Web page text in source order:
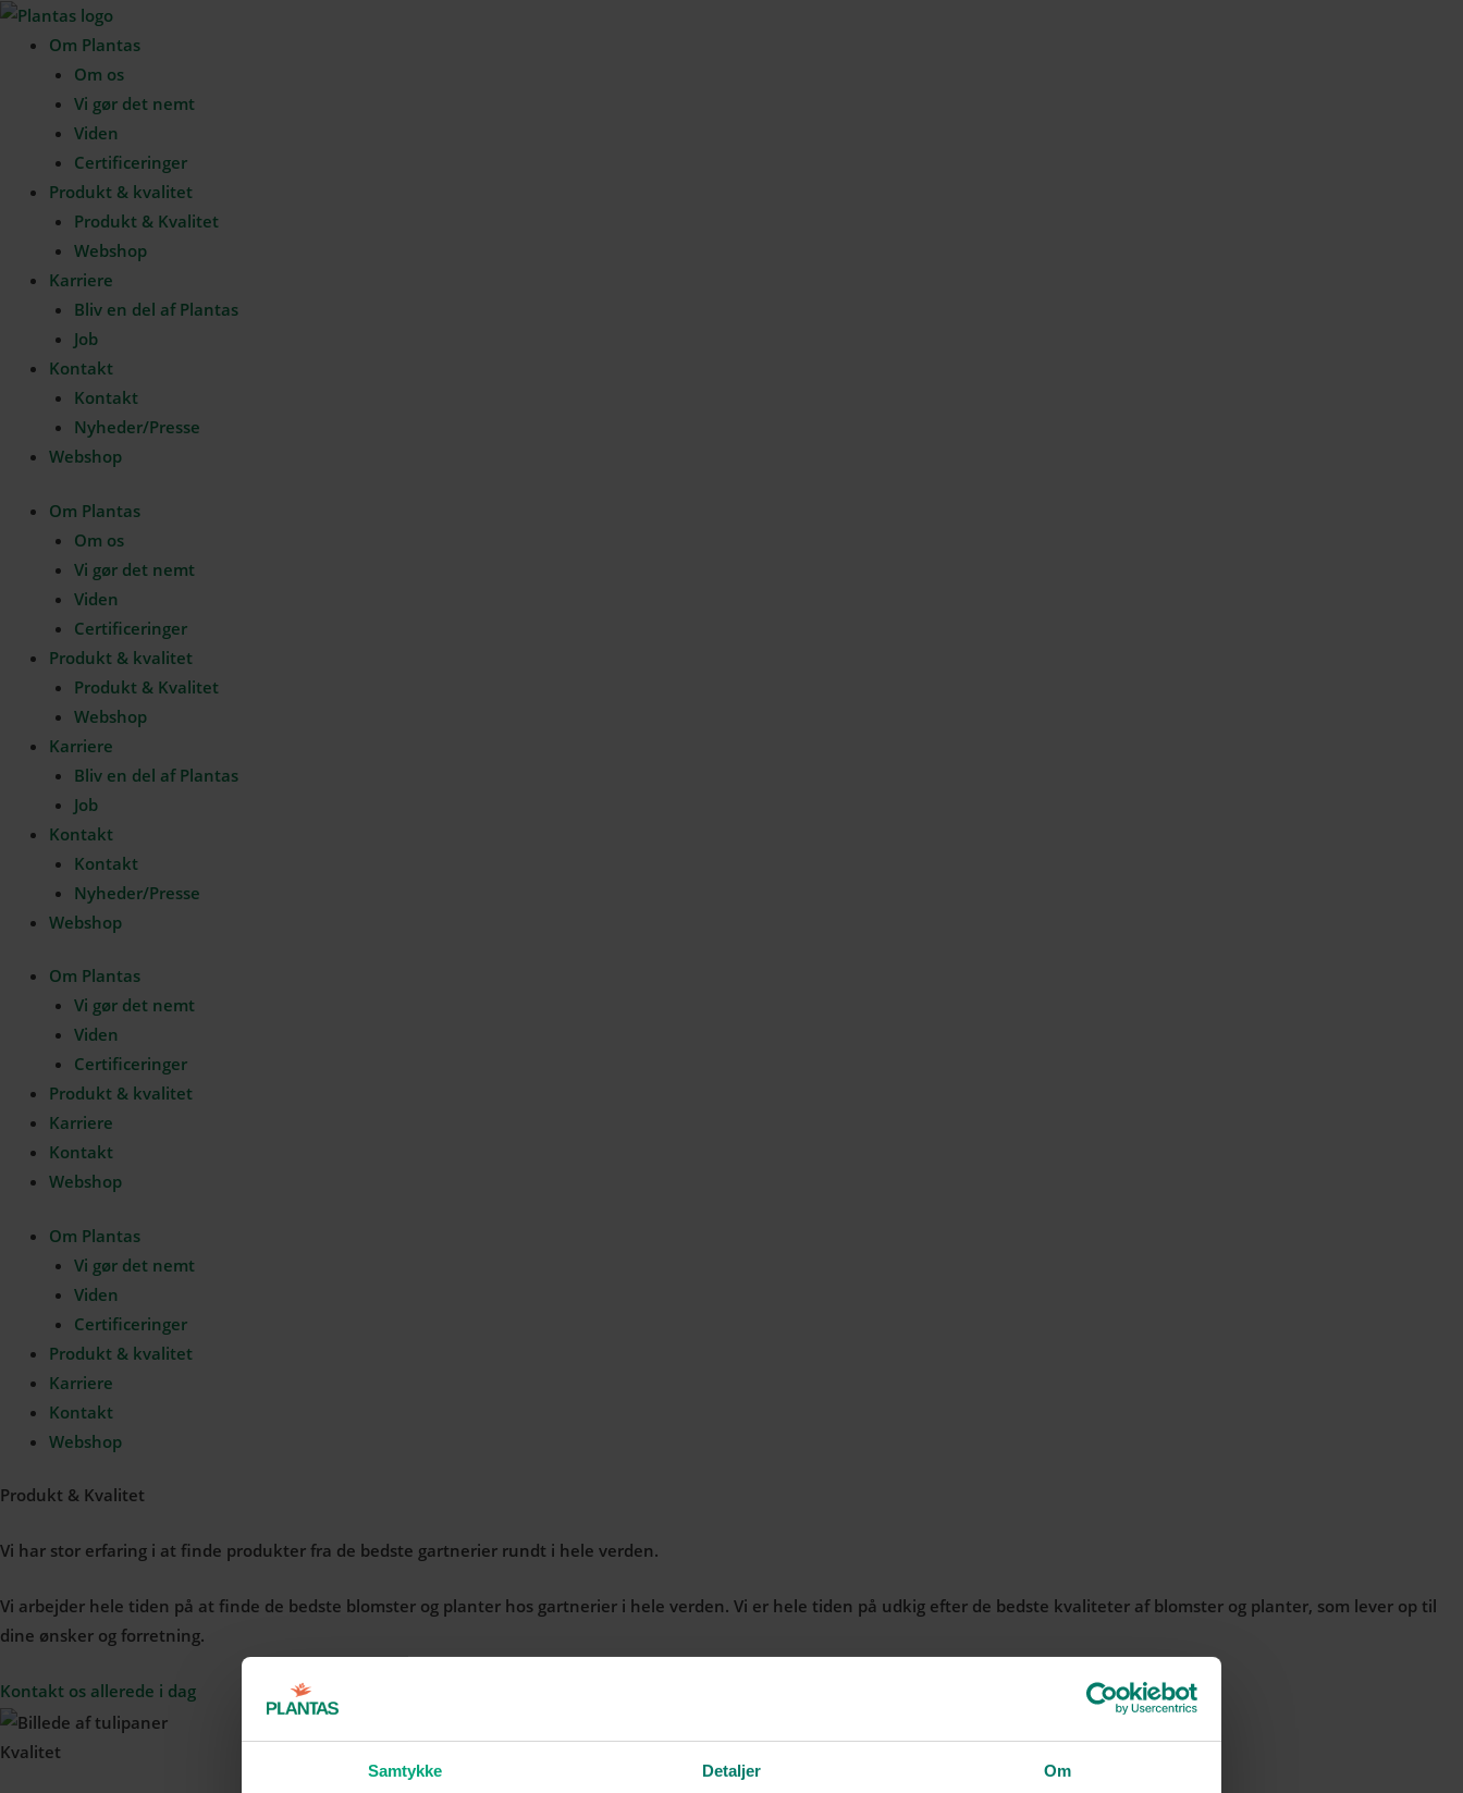
Samtykke Detaljer Om
Gå
indholdet
Om Plantas
Om os
Vi gør det nemt
Viden
Certificeringer
Produkt & kvalitet
Produkt & Kvalitet
Webshop
Karriere
Bliv en del af Plantas
Job
Kontakt
Kontakt
Nyheder/Presse
Webshop
Om Plantas
Om os
Vi gør det nemt
Viden
Certificeringer
Produkt & kvalitet
Produkt & Kvalitet
Webshop
Karriere
Bliv en del af Plantas
Job
Kontakt
Kontakt
Nyheder/Presse
Webshop
Om Plantas
Vi gør det nemt
Viden
Certificeringer
Produkt & kvalitet
Karriere
Kontakt
Webshop
Om Plantas
Vi gør det nemt
Viden
Certificeringer
Produkt & kvalitet
Karriere
Kontakt
Webshop
Produkt & Kvalitet
Vi har stor erfaring i at finde produkter fra de bedste gartnerier rundt i hele verden.
Vi arbejder hele tiden på at finde de bedste blomster og planter hos gartnerier i hele verden. Vi er hele tiden på udkig efter de bedste kvaliteter af blomster og planter, som lever op til
dine ønsker og forretning.
Kontakt os allerede i dag
Kvalitet